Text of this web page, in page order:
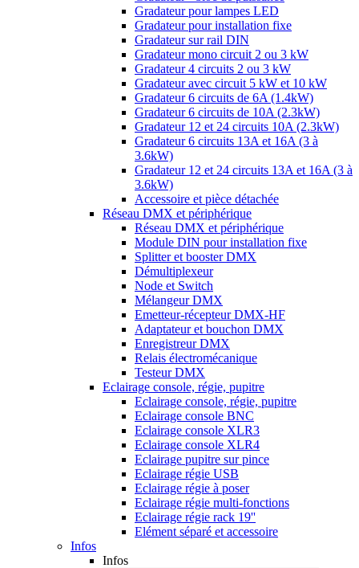
Gradateur pour lampes LED
Gradateur pour installation fixe
Gradateur sur rail DIN
Gradateur mono circuit 2 ou 3 kW
Gradateur 4 circuits 2 ou 3 kW
Gradateur avec circuit 5 kW et 10 kW
Gradateur 6 circuits de 6A (1.4kW)
Gradateur 6 circuits de 10A (2.3kW)
Gradateur 12 et 24 circuits 10A (2.3kW)
Gradateur 6 circuits 13A et 16A (3 à
3.6kW)
Gradateur 12 et 24 circuits 13A et 16A (3 à
3.6kW)
Accessoire et pièce détachée
Réseau DMX et périphérique
Réseau DMX et périphérique
Module DIN pour installation fixe
Splitter et booster DMX
Démultiplexeur
Node et Switch
Mélangeur DMX
Emetteur-récepteur DMX-HF
Adaptateur et bouchon DMX
Enregistreur DMX
Relais électromécanique
Testeur DMX
Eclairage console, régie, pupitre
Eclairage console, régie, pupitre
Eclairage console BNC
Eclairage console XLR3
Eclairage console XLR4
Eclairage pupitre sur pince
Eclairage régie USB
Eclairage régie à poser
Eclairage régie multi-fonctions
Eclairage régie rack 19''
Elément séparé et accessoire
Infos
Infos